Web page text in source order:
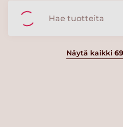
Näytä kaikki